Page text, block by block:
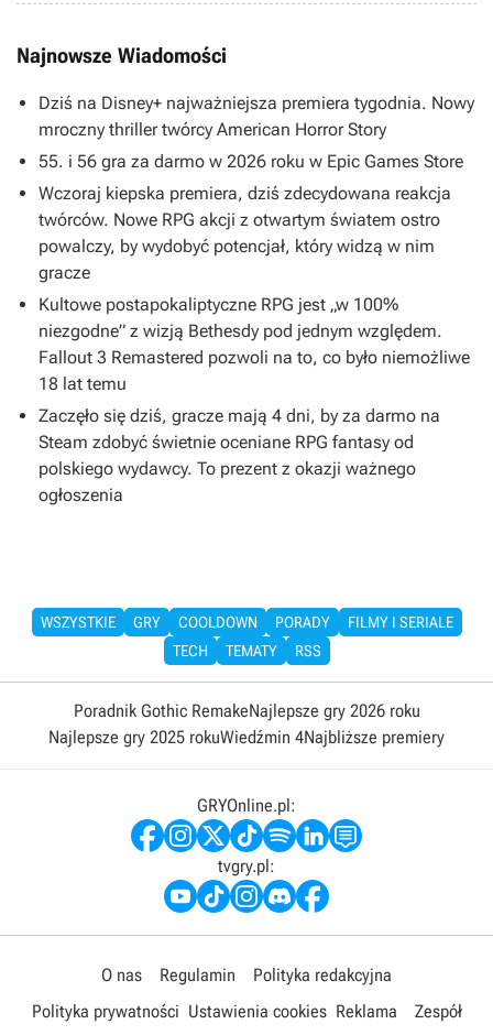
Najnowsze Wiadomości
Dziś na Disney+ najważniejsza premiera tygodnia. Nowy
mroczny thriller twórcy American Horror Story
55. i 56 gra za darmo w 2026 roku w Epic Games Store
Wczoraj kiepska premiera, dziś zdecydowana reakcja
twórców. Nowe RPG akcji z otwartym światem ostro
powalczy, by wydobyć potencjał, który widzą w nim
gracze
Kultowe postapokaliptyczne RPG jest „w 100%
niezgodne” z wizją Bethesdy pod jednym względem.
Fallout 3 Remastered pozwoli na to, co było niemożliwe
18 lat temu
Zaczęło się dziś, gracze mają 4 dni, by za darmo na
Steam zdobyć świetnie oceniane RPG fantasy od
polskiego wydawcy. To prezent z okazji ważnego
ogłoszenia
WSZYSTKIE GRY COOLDOWN PORADY
FILMY I SERIALE
TECH
TEMATY RSS
Poradnik Gothic RemakeNajlepsze gry 2026 roku
Najlepsze gry 2025 rokuWiedźmin 4Najbliższe premiery
GRYOnline.pl:
tvgry.pl:
O nas Regulamin
Polityka redakcyjna
Polityka prywatności Ustawienia cookies Reklama Zespół